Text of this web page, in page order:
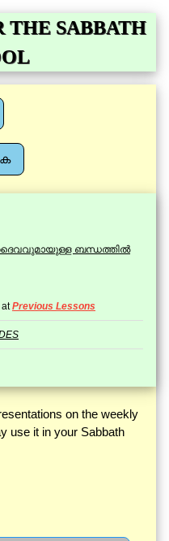
THE SABBATH
ബന്ധത്തിൽ
atPrevious Lessons
on the weekly
use it in your Sabbath